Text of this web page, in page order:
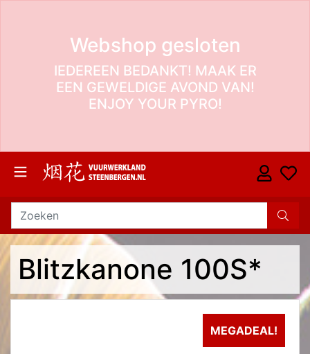
Webshop gesloten
IEDEREEN BEDANKT! MAAK ER
EEN GEWELDIGE AVOND VAN!
ENJOY YOUR PYRO!
Blitzkanone 100S*
MEGADEAL!